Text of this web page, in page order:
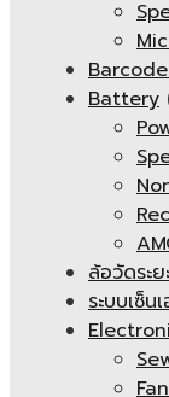
Battery
ล้อวัดระ
ระบบเซ็
Fan